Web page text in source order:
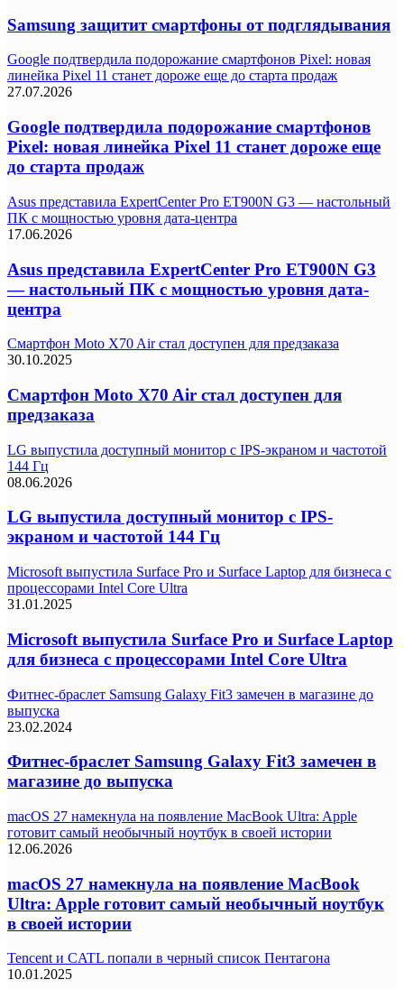
Samsung защитит смартфоны от подглядывания
Google подтвердила подорожание смартфонов Pixel: новая
линейка Pixel 11 станет дороже еще до старта продаж
27.07.2026
Google подтвердила подорожание смартфонов
Pixel: новая линейка Pixel 11 станет дороже еще
до старта продаж
Asus представила ExpertCenter Pro ET900N G3 — настольный
ПК с мощностью уровня дата-центра
17.06.2026
Asus представила ExpertCenter Pro ET900N G3
— настольный ПК с мощностью уровня дата-
центра
Смартфон Moto X70 Air стал доступен для предзаказа
30.10.2025
Смартфон Moto X70 Air стал доступен для
предзаказа
LG выпустила доступный монитор с IPS-экраном и частотой
144 Гц
08.06.2026
LG выпустила доступный монитор с IPS-
экраном и частотой 144 Гц
Microsoft выпустила Surface Pro и Surface Laptop для бизнеса с
процессорами Intel Core Ultra
31.01.2025
Microsoft выпустила Surface Pro и Surface Laptop
для бизнеса с процессорами Intel Core Ultra
Фитнес-браслет Samsung Galaxy Fit3 замечен в магазине до
выпуска
23.02.2024
Фитнес-браслет Samsung Galaxy Fit3 замечен в
магазине до выпуска
macOS 27 намекнула на появление MacBook Ultra: Apple
готовит самый необычный ноутбук в своей истории
12.06.2026
macOS 27 намекнула на появление MacBook
Ultra: Apple готовит самый необычный ноутбук
в своей истории
Tencent и CATL попали в черный список Пентагона
10.01.2025